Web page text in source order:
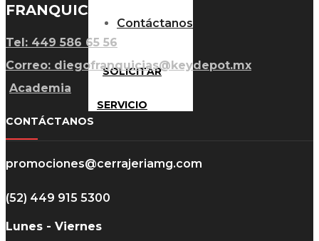
Contáctanos
SOLICITAR
SERVICIO
FRANQUICIAS
Tel: 449 586 65 56
Correo: diegofranquicias@keydepot.mx
Academia
CONTÁCTANOS
promociones@cerrajeriamg.com
(52) 449 915 5300
Lunes - Viernes